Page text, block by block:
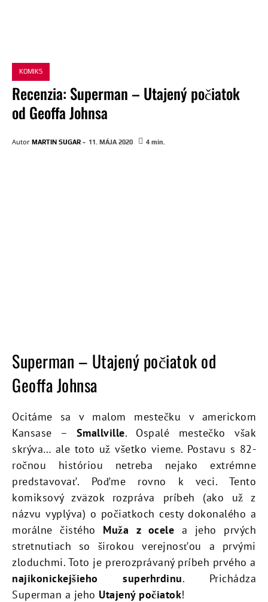
KOMIKS
Recenzia: Superman – Utajený počiatok
od Geoffa Johnsa
Autor MARTIN SUGAR - 11. MÁJA 2020 4 min.
Superman – Utajený počiatok od
Geoffa Johnsa
Ocitáme sa v malom mestečku v americkom
Kansase – Smallville. Ospalé mestečko však
skrýva… ale toto už všetko vieme. Postavu s 82-
ročnou históriou netreba nejako extrémne
predstavovať. Poďme rovno k veci. Tento
komiksový zväzok rozpráva príbeh (ako už z
názvu vyplýva) o počiatkoch cesty dokonalého a
morálne čistého Muža z ocele a jeho prvých
stretnutiach so širokou verejnosťou a prvými
zloduchmi. Toto je prerozprávaný príbeh prvého a
najikonickejšieho superhrdinu. Prichádza
Superman a jeho Utajený počiatok!